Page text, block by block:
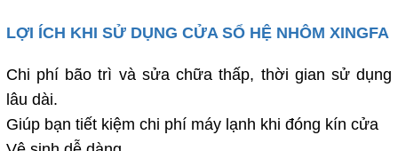
LỢI ÍCH KHI SỬ DỤNG CỬA SỔ HỆ NHÔM XINGFA
Chi phí bão trì và sửa chữa thấp, thời gian sử dụng
lâu dài.
Giúp bạn tiết kiệm chi phí máy lạnh khi đóng kín cửa